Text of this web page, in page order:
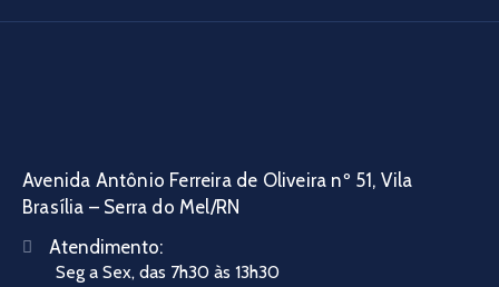
Avenida Antônio Ferreira de Oliveira nº 51, Vila
Brasília – Serra do Mel/RN
Atendimento:
Seg a Sex, das 7h30 às 13h30